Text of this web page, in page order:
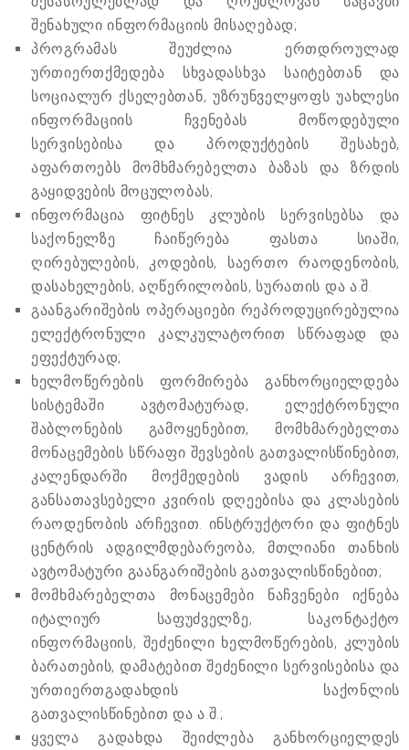
შენახული ინფორმაციის მისაღებად;
პროგრამას შეუძლია ერთდროულად
ურთიერთქმედება სხვადასხვა საიტებთან და
სოციალურ ქსელებთან, უზრუნველყოფს უახლესი
ინფორმაციის ჩვენებას მოწოდებული
სერვისებისა და პროდუქტების შესახებ,
აფართოებს მომხმარებელთა ბაზას და ზრდის
გაყიდვების მოცულობას;
ინფორმაცია ფიტნეს კლუბის სერვისებსა და
საქონელზე ჩაიწერება ფასთა სიაში,
ღირებულების, კოდების, საერთო რაოდენობის,
დასახელების, აღწერილობის, სურათის და ა.შ.
გაანგარიშების ოპერაციები რეპროდუცირებულია
ელექტრონული კალკულატორით სწრაფად და
ეფექტურად;
ხელმოწერების ფორმირება განხორციელდება
სისტემაში ავტომატურად, ელექტრონული
შაბლონების გამოყენებით, მომხმარებელთა
მონაცემების სწრაფი შევსების გათვალისწინებით,
კალენდარში მოქმედების ვადის არჩევით,
განსათავსებელი კვირის დღეებისა და კლასების
რაოდენობის არჩევით. ინსტრუქტორი და ფიტნეს
ცენტრის ადგილმდებარეობა, მთლიანი თანხის
ავტომატური გაანგარიშების გათვალისწინებით;
მომხმარებელთა მონაცემები ნაჩვენები იქნება
იტალიურ საფუძველზე, საკონტაქტო
ინფორმაციის, შეძენილი ხელმოწერების, კლუბის
ბარათების, დამატებით შეძენილი სერვისებისა და
ურთიერთგადახდის საქონლის
გათვალისწინებით და ა.შ.;
ყველა გადახდა შეიძლება განხორციელდეს